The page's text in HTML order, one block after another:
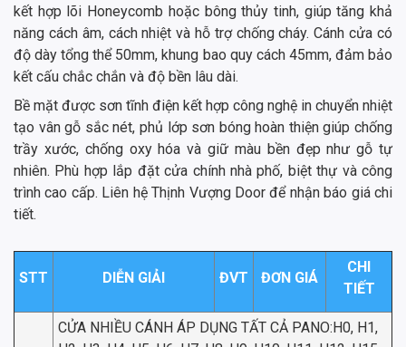
kết hợp lõi Honeycomb hoặc bông thủy tinh, giúp tăng khả
năng cách âm, cách nhiệt và hỗ trợ chống cháy. Cánh cửa có
độ dày tổng thể 50mm, khung bao quy cách 45mm, đảm bảo
kết cấu chắc chắn và độ bền lâu dài.
Bề mặt được sơn tĩnh điện kết hợp công nghệ in chuyển nhiệt
tạo vân gỗ sắc nét, phủ lớp sơn bóng hoàn thiện giúp chống
trầy xước, chống oxy hóa và giữ màu bền đẹp như gỗ tự
nhiên. Phù hợp lắp đặt cửa chính nhà phố, biệt thự và công
trình cao cấp. Liên hệ Thịnh Vượng Door để nhận báo giá chi
tiết.
STT DIỄN GIẢI ĐVT ĐƠN GIÁ
CHI
TIẾT
CỬA NHIỀU CÁNH ÁP DỤNG TẤT CẢ PANO:H0, H1,